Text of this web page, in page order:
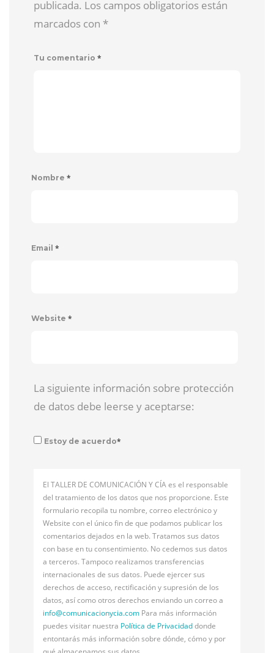
publicada. Los campos obligatorios están
marcados con *
Tu comentario *
Nombre *
Email *
Website *
La siguiente información sobre protección
de datos debe leerse y aceptarse:
Estoy de acuerdo*
El TALLER DE COMUNICACIÓN Y CÍA es el responsable
del tratamiento de los datos que nos proporcione. Este
formulario recopila tu nombre, correo electrónico y
Website con el único fin de que podamos publicar los
comentarios dejados en la web. Tratamos sus datos
con base en tu consentimiento. No cedemos sus datos
a terceros. Tampoco realizamos transferencias
internacionales de sus datos. Puede ejercer sus
derechos de acceso, rectificación y supresión de los
datos, así como otros derechos enviando un correo a
info@comunicacionycia.com Para más información
puedes visitar nuestra Política de Privacidaddonde
entontarás más información sobre dónde, cómo y por